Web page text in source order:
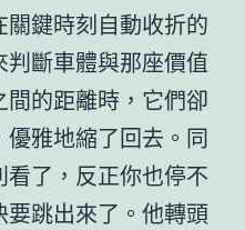
鍵時刻自動收折的
斷車體與那座價值
的距離時，它們卻
雅地縮了回去。同
了，反正你也停不
跳出來了。他轉頭